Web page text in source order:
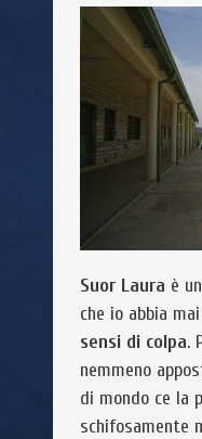
Suor Laura è
che io abbia
sensi di colpa.
nemmeno
di mondo ce la
schifosamente